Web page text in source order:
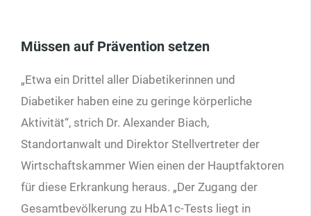
Müssen auf Prävention setzen
„Etwa ein Drittel aller Diabetikerinnen und
Diabetiker haben eine zu geringe körperliche
Aktivität“, strich Dr. Alexander Biach,
Standortanwalt und Direktor Stellvertreter der
Wirtschaftskammer Wien einen der Hauptfaktoren
für diese Erkrankung heraus. „Der Zugang der
Gesamtbevölkerung zu HbA1c-Tests liegt in